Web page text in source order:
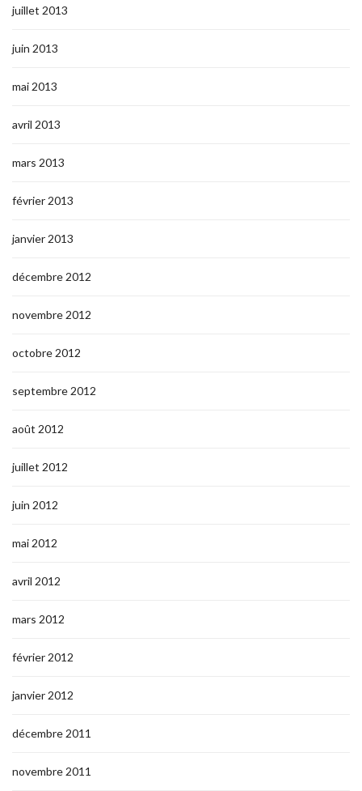
juillet 2013
juin 2013
mai 2013
avril 2013
mars 2013
février 2013
janvier 2013
décembre 2012
novembre 2012
octobre 2012
septembre 2012
août 2012
juillet 2012
juin 2012
mai 2012
avril 2012
mars 2012
février 2012
janvier 2012
décembre 2011
novembre 2011